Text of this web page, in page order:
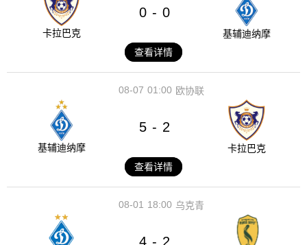
卡拉巴克
0 - 0
基辅迪纳摩
查看详情
01:00
08-07 欧协联
基辅迪纳摩
5 - 2
卡拉巴克
查看详情
18:00
08-01 乌克青
4 - 2